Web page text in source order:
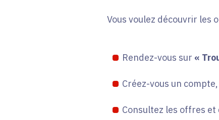
Vous voulez découvrir les
Rendez-vous sur «
Créez-vous un compte,
Consultez les offres